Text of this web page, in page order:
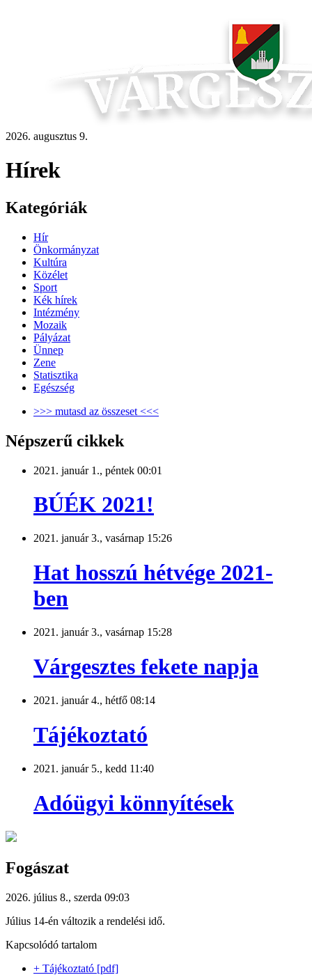
2026. augusztus 9.
Hírek
Kategóriák
Hír
Önkormányzat
Kultúra
Közélet
Sport
Kék hírek
Intézmény
Mozaik
Pályázat
Ünnep
Zene
Statisztika
Egészség
>>> mutasd az összeset <<<
Népszerű cikkek
2021. január 1., péntek 00:01
BÚÉK 2021!
2021. január 3., vasárnap 15:26
Hat hosszú hétvége 2021-
ben
2021. január 3., vasárnap 15:28
Várgesztes fekete napja
2021. január 4., hétfő 08:14
Tájékoztató
2021. január 5., kedd 11:40
Adóügyi könnyítések
Fogászat
2026. július 8., szerda 09:03
Július 14-én változik a rendelési idő.
Kapcsolódó tartalom
+ Tájékoztató [pdf]